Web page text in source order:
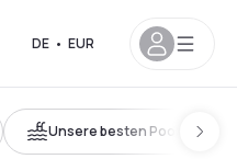
DE • EUR
Unsere besten Pools